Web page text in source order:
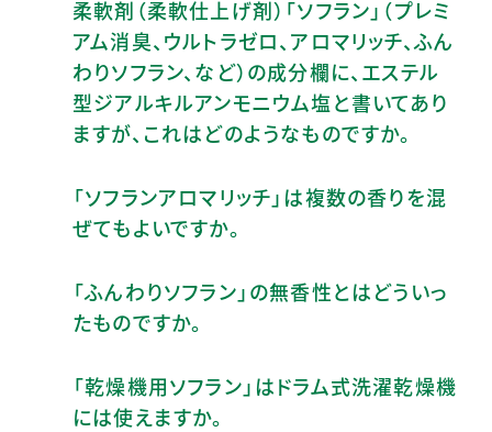
柔軟剤（柔軟仕上げ剤）「ソフラン」（プレミ
アム消臭、ウルトラゼロ、アロマリッチ、ふん
わりソフラン、など）の成分欄に、エステル
型ジアルキルアンモニウム塩と書いてあり
ますが、これはどのようなものですか。
「ソフランアロマリッチ」は複数の香りを混
ぜてもよいですか。
「ふんわりソフラン」の無香性とはどういっ
たものですか。
「乾燥機用ソフラン」はドラム式洗濯乾燥機
には使えますか。